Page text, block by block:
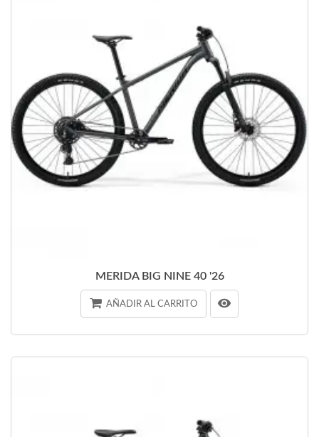
MERIDA BIG NINE 40 '26
AÑADIR AL CARRITO